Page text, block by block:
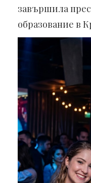
завършила
образование в